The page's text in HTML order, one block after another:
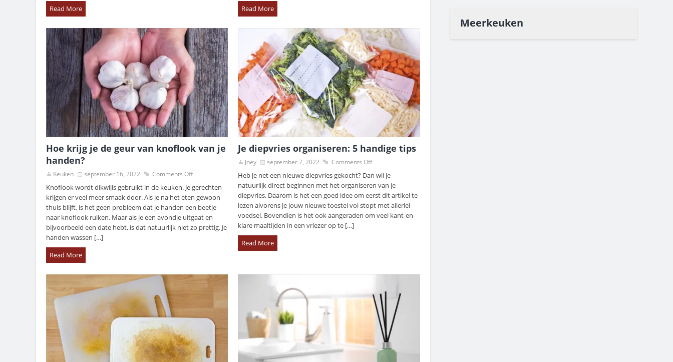
Read More
Read More
Hoe krijg je de geur van knoflook van je
handen?
Keuken september 16, 2022 Comments Off
Knoflook wordt dikwijls gebruikt in de keuken. Je gerechten
krijgen er veel meer smaak door. Als je na het eten gewoon
thuis blijft, is het geen probleem dat je handen een beetje
naar knoflook ruiken. Maar als je een avondje uitgaat en
bijvoorbeeld een date hebt, is dat natuurlijk niet zo prettig. Je
handen wassen […]
Read More
Je diepvries organiseren: 5 handige tips
Joey september 7, 2022 Comments Off
Heb je net een nieuwe diepvries gekocht? Dan wil je
natuurlijk direct beginnen met het organiseren van je
diepvries. Daarom is het een goed idee om eerst dit artikel te
lezen alvorens je jouw nieuwe toestel vol stopt met allerlei
voedsel. Bovendien is het ook aangeraden om veel kant-en-
klare maaltijden in een vriezer op te […]
Read More
Meerkeuken